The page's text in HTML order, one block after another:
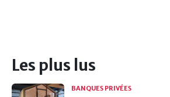
Les plus lus
BANQUES PRIVÉES